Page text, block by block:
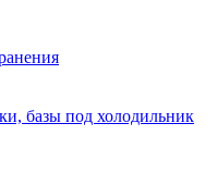
базы под холодильник